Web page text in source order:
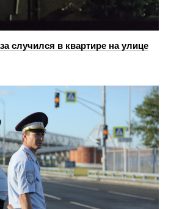
случился в квартире на улице